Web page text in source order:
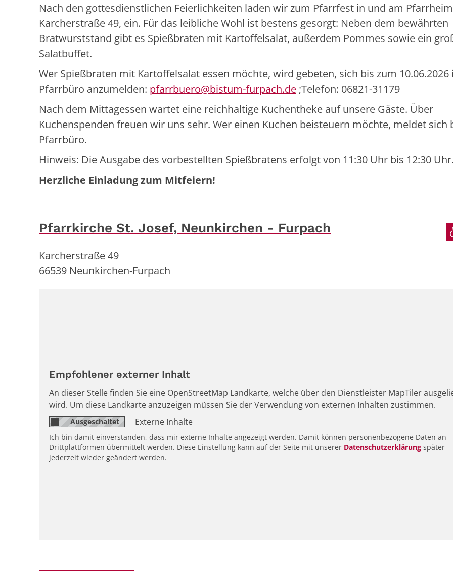
Nach den gottesdienstlichen Feierlichkeiten laden wir zum Pfarrfest in und am
Karcherstraße 49, ein. Für das leibliche Wohl ist bestens gesorgt: Neben dem bewährten
Bratwurststand gibt es Spießbraten mit Kartoffelsalat, außerdem Pommes sowie ein
Salatbuffet.
Wer Spießbraten mit Kartoffelsalat essen möchte, wird gebeten, sich bis zum 10.06.2026
Pfarrbüro anzumelden: pfarrbuero@bistum-furpach.de ;Telefon: 06821-31179
Nach dem Mittagessen wartet eine reichhaltige Kuchentheke auf unsere Gäste. Über
Kuchenspenden freuen wir uns sehr. Wer einen Kuchen beisteuern möchte, meldet sich
Pfarrbüro.
Hinweis: Die Ausgabe des vorbestellten Spießbratens erfolgt von 11:30 Uhr bis 12:30 Uhr.
Herzliche Einladung zum Mitfeiern!
Pfarrkirche St. Josef, Neunkirchen - Furpach
Karcherstraße 49
66539 Neunkirchen-Furpach
Empfohlener externer Inhalt
An dieser Stelle finden Sie eine OpenStreetMap Landkarte, welche über den Dienstleister MapTiler
wird. Um diese Landkarte anzuzeigen müssen Sie der Verwendung von externen Inhalten zustimmen.
Externe Inhalte
Ich bin damit einverstanden, dass mir externe Inhalte angezeigt werden. Damit können personenbezogene Daten an
Drittplattformen übermittelt werden. Diese Einstellung kann auf der Seite mit unserer Datenschutzerklärung später
jederzeit wieder geändert werden.